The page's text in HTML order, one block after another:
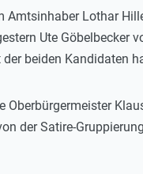
Amtsinhaber Lothar
Ute Göbelbecker
beiden Kandidaten
Oberbürgermeister
der Satire-